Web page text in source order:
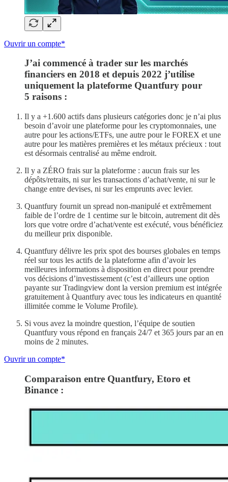
Ouvrir un compte*
J’ai commencé à trader sur les marchés
financiers en 2018 et depuis 2022 j’utilise
uniquement la plateforme Quantfury pour
5 raisons :
Il y a +1.600 actifs dans plusieurs catégories donc je n’ai plus
besoin d’avoir une plateforme pour les cryptomonnaies, une
autre pour les actions/ETFs, une autre pour le FOREX et une
autre pour les matières premières et les métaux précieux : tout
est désormais centralisé au même endroit.
Il y a ZÉRO frais sur la plateforme : aucun frais sur les
dépôts/retraits, ni sur les transactions d’achat/vente, ni sur le
change entre devises, ni sur les emprunts avec levier.
Quantfury fournit un spread non-manipulé et extrêmement
faible de l’ordre de 1 centime sur le bitcoin, autrement dit dès
lors que votre ordre d’achat/vente est exécuté, vous bénéficiez
du meilleur prix disponible.
Quantfury délivre les prix spot des bourses globales en temps
réel sur tous les actifs de la plateforme afin d’avoir les
meilleures informations à disposition en direct pour prendre
vos décisions d’investissement (c’est d’ailleurs une option
payante sur Tradingview dont la version premium est intégrée
gratuitement à Quantfury avec tous les indicateurs en quantité
illimitée comme le Volume Profile).
Si vous avez la moindre question, l’équipe de soutien
Quantfury vous répond en français 24/7 et 365 jours par an en
moins de 2 minutes.
Ouvrir un compte*
Comparaison entre Quantfury, Etoro et
Binance :